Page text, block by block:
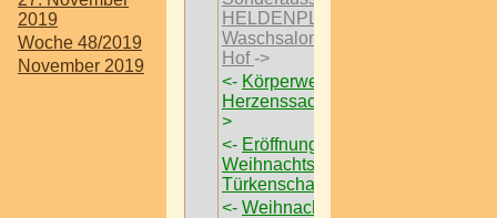
2019
Woche 48/2019
November 2019
HELDENPLATZ ’29 im
Waschsalon Karl-Marx-
Hof->
<- Körperwelten – Eine
Herzenssache I Wien
>
<- Eröffnung des
Weihnachtsmarktes im
Türkenschanzpark
<- Weihnachtsmarkt am